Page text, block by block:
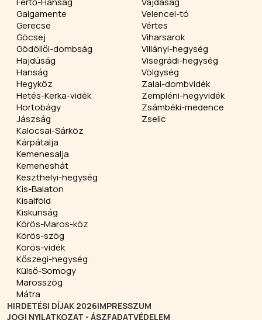
Galgamente
Gerecse
Göcsej
Gödöllői-dombság
Hajdúság
Hanság
Hegyköz
Hetés-Kerka-vidék
Hortobágy
Jászság
Kalocsai-Sárköz
Kárpátalja
Kemenesalja
Kemeneshát
Keszthelyi-hegység
Kis-Balaton
Kisalföld
Kiskunság
Körös-Maros-köz
Körös-szög
Körös-vidék
Kőszegi-hegység
Külső-Somogy
Marosszög
Mátra
Velencei-tó
Vértes
Viharsarok
Villányi-hegység
Visegrádi-hegység
Völgység
Zalai-dombvidék
Zempléni-hegyvidék
Zsámbéki-medence
Zselic
HIRDETÉSI DÍJAK 2026IMPRESSZUM
JOGI NYILATKOZAT - ÁSZFADATVÉDELEM